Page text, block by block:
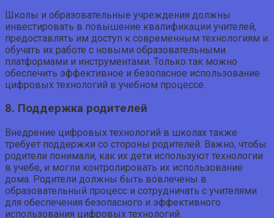
Школы и образовательные учреждения должны
инвестировать в повышение квалификации учителей,
предоставлять им доступ к современным технологиям и
обучать их работе с новыми образовательными
платформами и инструментами. Только так можно
обеспечить эффективное и безопасное использование
цифровых технологий в учебном процессе.
8. Поддержка родителей
Внедрение цифровых технологий в школах также
требует поддержки со стороны родителей. Важно, чтобы
родители понимали, как их дети используют технологии
в учебе, и могли контролировать их использование
дома. Родители должны быть вовлечены в
образовательный процесс и сотрудничать с учителями
для обеспечения безопасного и эффективного
использования цифровых технологий.